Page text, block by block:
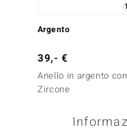
Argento
39,- €
Anello in argento con
Zircone